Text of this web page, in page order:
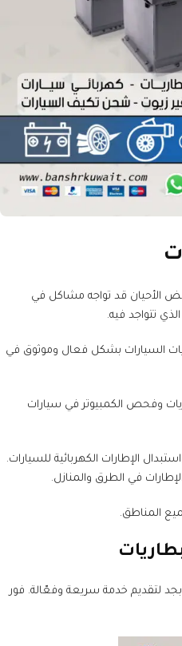
الأحيان قد تواجه مشاكل في
تتواجد فيه.
السيارات بشكل فعال وموثوق في
وفحص الكمبيوتر في سيارات
الإطارات الكهربائية للسيارات.
في الطرق والمنازل.
المناطق.
لتقديم خدمة سريعة وفعّالة. فور